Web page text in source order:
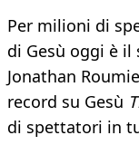
Per milioni di
di Gesù oggi è il
Jonathan
record su Gesù
di spettatori in